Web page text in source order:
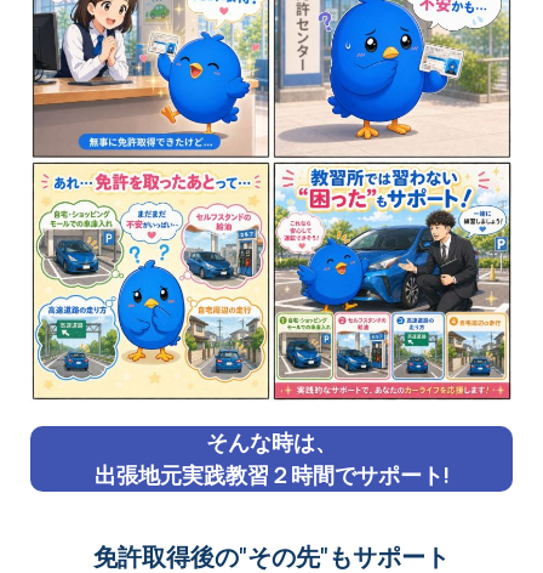
そんな時は、
出張地元実践教習２時間でサポート!
免許取得後の"その先"もサポート